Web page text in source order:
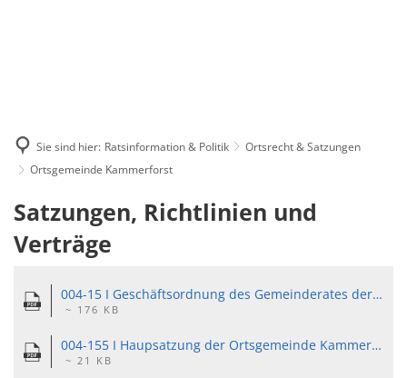
Sie sind hier: Ratsinformation & Politik
Ortsrecht & Satzungen
Ortsgemeinde Kammerforst
Ortsgemeinde
Kammerforst
Satzungen, Richtlinien und
Verträge
004-15 I Geschäftsordnung des Gemeinderates der Ortsgemeinde Kammerforst vom 13.09.2024.pdf
~ 176 KB
004-155 I Haupsatzung der Ortsgemeinde Kammerforst vom 26.03.2021.pdf
~ 21 KB